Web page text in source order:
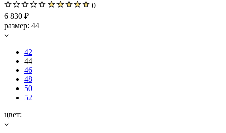
0
6 830 ₽
размер: 44
42
44
46
48
50
52
цвет: